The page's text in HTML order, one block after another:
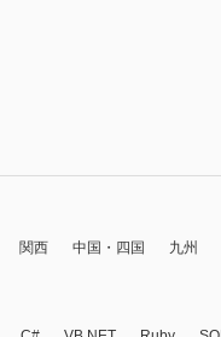
関西 中国・四国 九州